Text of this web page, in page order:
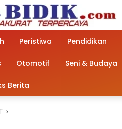
Peristiwa Pendidikan
Otomotif Seni & Budaya
Berita